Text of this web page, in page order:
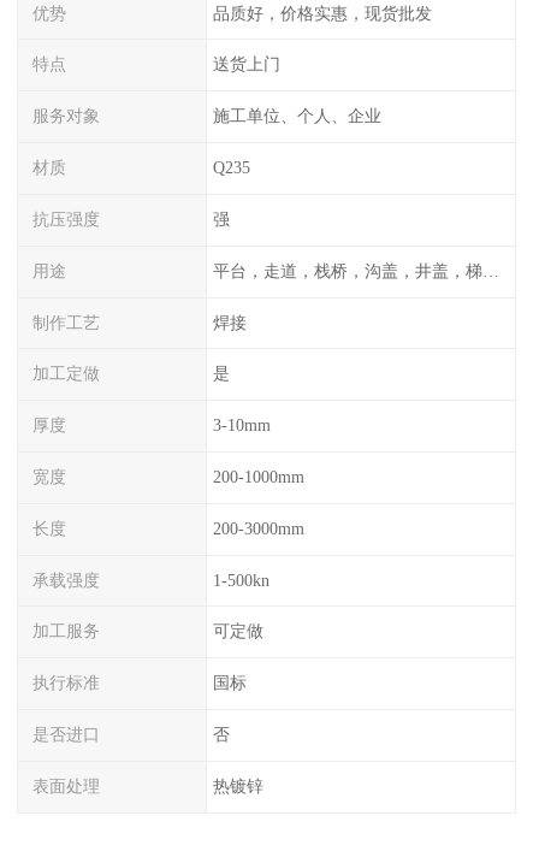
优势 品质好，价格实惠，现货批发
特点 送货上门
服务对象 施工单位、个人、企业
材质 Q235
抗压强度 强
用途 平台，走道，栈桥，沟盖，井盖，梯子，围栏等
制作工艺 焊接
加工定做 是
厚度 3-10mm
宽度 200-1000mm
长度 200-3000mm
承载强度 1-500kn
加工服务 可定做
执行标准 国标
是否进口 否
表面处理 热镀锌